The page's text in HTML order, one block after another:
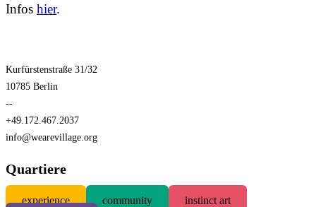
Infoshier.
Kurfürstenstraße 31/32
10785 Berlin
--
+49.172.467.2037
info@wearevillage.org
Quartiere
experience community
instinct art